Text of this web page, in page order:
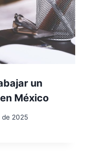
un
México
de 2025